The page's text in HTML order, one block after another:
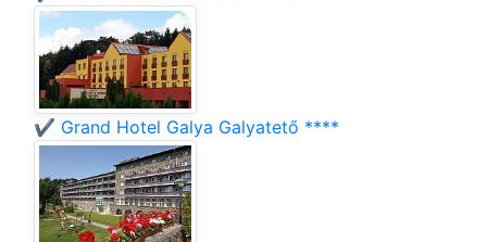
✔️ Grand Hotel Galya Galyatető ****